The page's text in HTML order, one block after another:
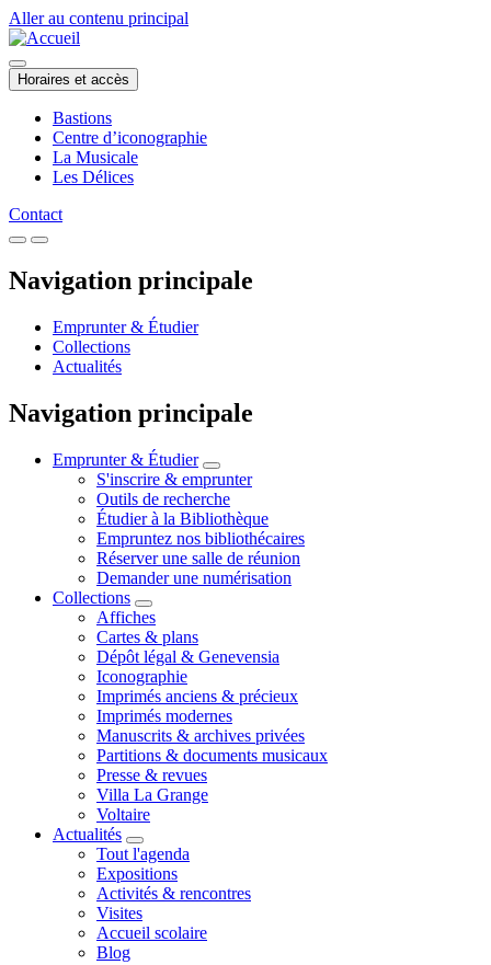
Aller au contenu principal
Horaires et accès
Bastions
Centre d’iconographie
La Musicale
Les Délices
Contact
Navigation principale
Emprunter & Étudier
Collections
Actualités
Navigation principale
Emprunter & Étudier
S'inscrire & emprunter
Outils de recherche
Étudier à la Bibliothèque
Empruntez nos bibliothécaires
Réserver une salle de réunion
Demander une numérisation
Collections
Affiches
Cartes & plans
Dépôt légal & Genevensia
Iconographie
Imprimés anciens & précieux
Imprimés modernes
Manuscrits & archives privées
Partitions & documents musicaux
Presse & revues
Villa La Grange
Voltaire
Actualités
Tout l'agenda
Expositions
Activités & rencontres
Visites
Accueil scolaire
Blog